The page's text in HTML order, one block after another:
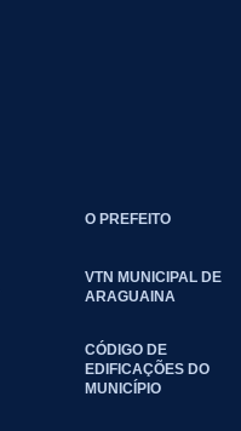
O PREFEITO
VTN MUNICIPAL DE
ARAGUAINA
CÓDIGO DE
EDIFICAÇÕES DO
MUNICÍPIO